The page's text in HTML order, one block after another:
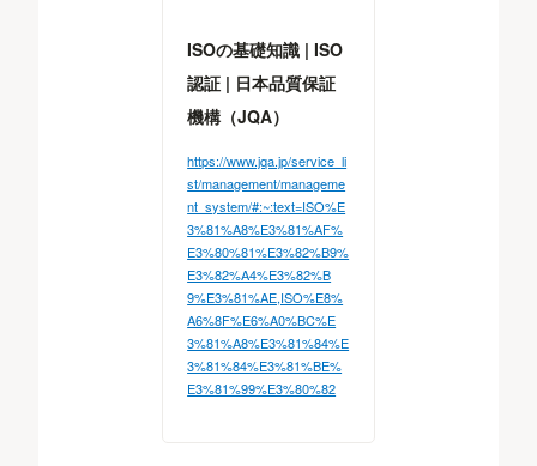
ISOの基礎知識 | ISO
認証 | 日本品質保証
機構（JQA）
https://www.jqa.jp/service_li
st/management/manageme
nt_system/#:~:text=ISO%E
3%81%A8%E3%81%AF%
E3%80%81%E3%82%B9%
E3%82%A4%E3%82%B
9%E3%81%AE,ISO%E8%
A6%8F%E6%A0%BC%E
3%81%A8%E3%81%84%E
3%81%84%E3%81%BE%
E3%81%99%E3%80%82